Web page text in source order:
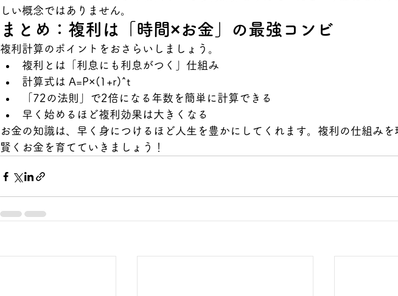
しい概念ではありません。
まとめ：複利は「時間×お金」の最強コンビ
複利計算のポイントをおさらいしましょう。
複利とは「利息にも利息がつく」仕組み
計算式は A=P×(1+r)^t
「72の法則」で2倍になる年数を簡単に計算できる
早く始めるほど複利効果は大きくなる
お金の知識は、早く身につけるほど人生を豊かにしてくれます。複利の仕組みを
賢くお金を育てていきましょう！